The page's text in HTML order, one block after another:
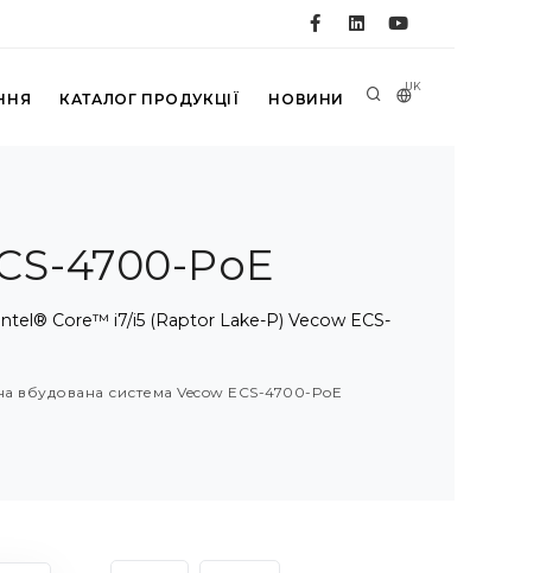
UK
КАТАЛОГ ПРОДУКЦІЇ НОВИНИ
4700-PoE
Core™ i7/i5 (Raptor Lake-P) Vecow ECS-
вбудована система Vecow ECS-4700-PoE